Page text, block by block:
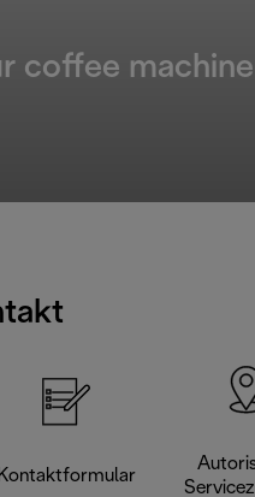
coffee machine
Kontaktformular